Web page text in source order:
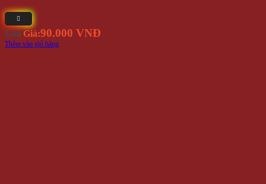
Giá Giá:90.000 VNĐ
Thêm vào giỏ hàng